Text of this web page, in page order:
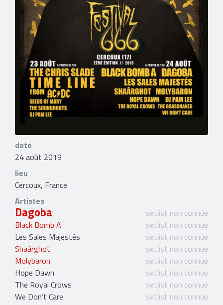
date
24 août 2019
lieu
Cercoux, France
Artistes
Dagoba
setlist non connue
Black Bomb A
setlist non connue
Les Sales Majestés
setlist non connue
Shaârghot
setlist non connue
Molybaron
setlist non connue
Hope Dawn
setlist non connue
The Royal Crows
setlist non connue
We Don’t Care
setlist non connue